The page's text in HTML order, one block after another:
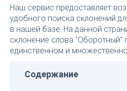
Наш сервис предоставляет
удобного поиска склонений
в нашей базе. На данной
склонение слова
единственном и
Содержание